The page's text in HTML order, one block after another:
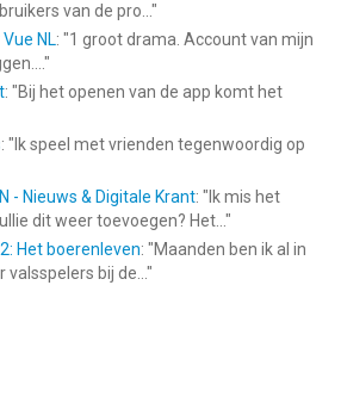
van de pro... "
Vue NL: "1 groot drama. Account van mijn
"
: "Bij het openen van de app komt het
: " Ik speel met vrienden tegenwoordig op
- Nieuws & Digitale Krant: " Ik mis het
dit weer toevoegen? Het... "
Het boerenleven: "Maanden ben ik al in
bij de... "